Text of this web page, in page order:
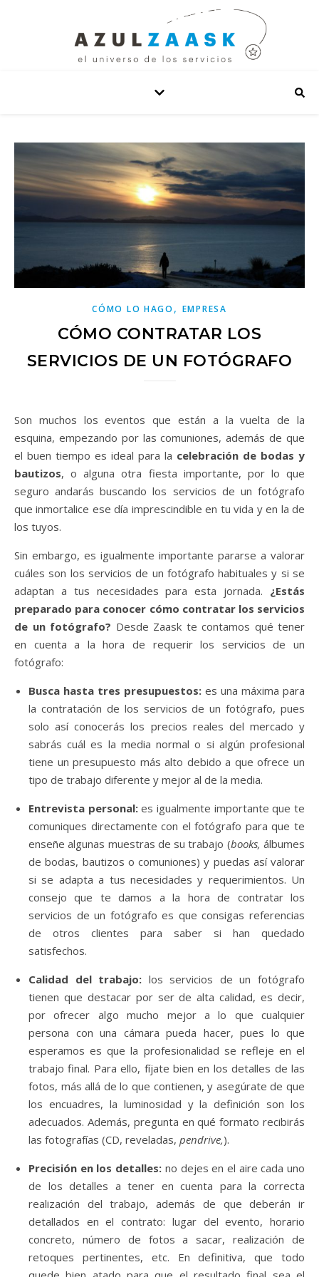
CÓMO LO HAGO , EMPRESA
CÓMO CONTRATAR LOS
SERVICIOS DE UN FOTÓGRAFO
Son muchos los eventos que están a la vuelta de la
esquina, empezando por las comuniones, además de que
el buen tiempo es ideal para la celebración de bodas y
bautizos, o alguna otra fiesta importante, por lo que
seguro andarás buscando los servicios de un fotógrafo
que inmortalice ese día imprescindible en tu vida y en la de
los tuyos.
Sin embargo, es igualmente importante pararse a valorar
cuáles son los servicios de un fotógrafo habituales y si se
adaptan a tus necesidades para esta jornada. ¿Estás
preparado para conocer cómo contratar los servicios
de un fotógrafo? Desde Zaask te contamos qué tener
en cuenta a la hora de requerir los servicios de un
fotógrafo:
Busca hasta tres presupuestos: es una máxima para
la contratación de los servicios de un fotógrafo, pues
solo así conocerás los precios reales del mercado y
sabrás cuál es la media normal o si algún profesional
tiene un presupuesto más alto debido a que ofrece un
tipo de trabajo diferente y mejor al de la media.
Entrevista personal:es igualmente importante que te
comuniques directamente con el fotógrafo para que te
enseñe algunas muestras de su trabajo (books, álbumes
de bodas, bautizos o comuniones) y puedas así valorar
si se adapta a tus necesidades y requerimientos. Un
consejo que te damos a la hora de contratar los
servicios de un fotógrafo es que consigas referencias
de otros clientes para saber si han quedado
satisfechos.
Calidad del trabajo: los servicios de un fotógrafo
tienen que destacar por ser de alta calidad, es decir,
por ofrecer algo mucho mejor a lo que cualquier
persona con una cámara pueda hacer, pues lo que
esperamos es que la profesionalidad se refleje en el
trabajo final. Para ello, fíjate bien en los detalles de las
fotos, más allá de lo que contienen, y asegúrate de que
los encuadres, la luminosidad y la definición son los
adecuados. Además, pregunta en qué formato recibirás
las fotografías (CD, reveladas, pendrive,).
Precisión en los detalles: no dejes en el aire cada uno
de los detalles a tener en cuenta para la correcta
realización del trabajo, además de que deberán ir
detallados en el contrato: lugar del evento, horario
concreto, número de fotos a sacar, realización de
retoques pertinentes, etc. En definitiva, que todo